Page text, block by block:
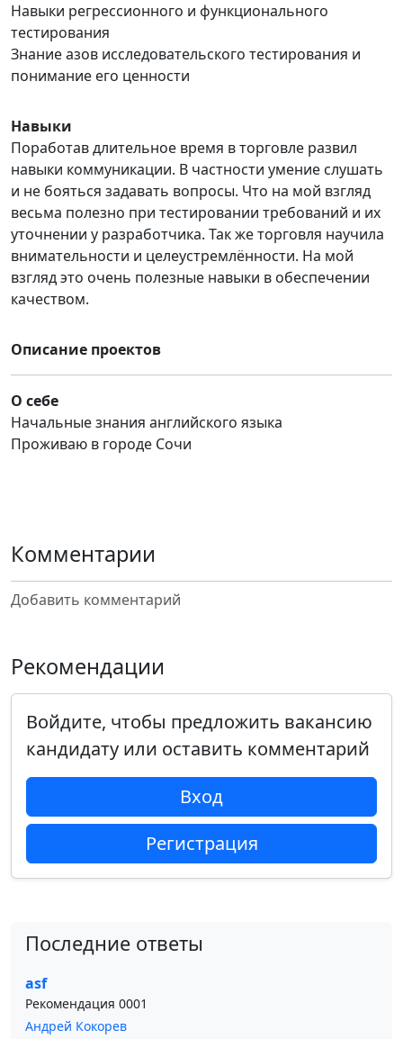
Навыки регрессионного и функционального
тестирования
Знание азов исследовательского тестирования и
понимание его ценности
Навыки
Поработав длительное время в торговле развил
навыки коммуникации. В частности умение слушать
и не бояться задавать вопросы. Что на мой взгляд
весьма полезно при тестировании требований и их
уточнении у разработчика. Так же торговля научила
внимательности и целеустремлённости. На мой
взгляд это очень полезные навыки в обеспечении
качеством.
Описание проектов
О себе
Начальные знания английского языка
Проживаю в городе Сочи
Комментарии
Добавить комментарий
Рекомендации
Войдите, чтобы предложить вакансию
кандидату или оставить комментарий
Вход
Регистрация
Последние ответы
asf
Рекомендация 0001
Андрей Кокорев